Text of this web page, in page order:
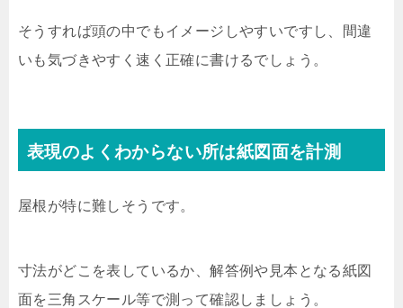
そうすれば頭の中でもイメージしやすいですし、間違
いも気づきやすく速く正確に書けるでしょう。
表現のよくわからない所は紙図面を計測
屋根が特に難しそうです。
寸法がどこを表しているか、解答例や見本となる紙図
面を三角スケール等で測って確認しましょう。